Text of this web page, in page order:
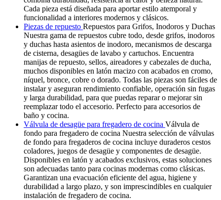
Cada pieza está diseñada para aportar estilo atemporal y
funcionalidad a interiores modernos y clásicos.
Piezas de repuesto Repuestos para Grifos, Inodoros y Duchas
Nuestra gama de repuestos cubre todo, desde grifos, inodoros
y duchas hasta asientos de inodoro, mecanismos de descarga
de cisterna, desagües de lavabo y cartuchos. Encuentra
manijas de repuesto, sellos, aireadores y cabezales de ducha,
muchos disponibles en latón macizo con acabados en cromo,
níquel, bronce, cobre o dorado. Todas las piezas son fáciles de
instalar y aseguran rendimiento confiable, operación sin fugas
y larga durabilidad, para que puedas reparar o mejorar sin
reemplazar todo el accesorio. Perfecto para accesorios de
baño y cocina.
Válvula de desagüe para fregadero de cocina Válvula de
fondo para fregadero de cocina Nuestra selección de válvulas
de fondo para fregaderos de cocina incluye duraderos cestos
coladores, juegos de desagüe y componentes de desagüe.
Disponibles en latón y acabados exclusivos, estas soluciones
son adecuadas tanto para cocinas modernas como clásicas.
Garantizan una evacuación eficiente del agua, higiene y
durabilidad a largo plazo, y son imprescindibles en cualquier
instalación de fregadero de cocina.